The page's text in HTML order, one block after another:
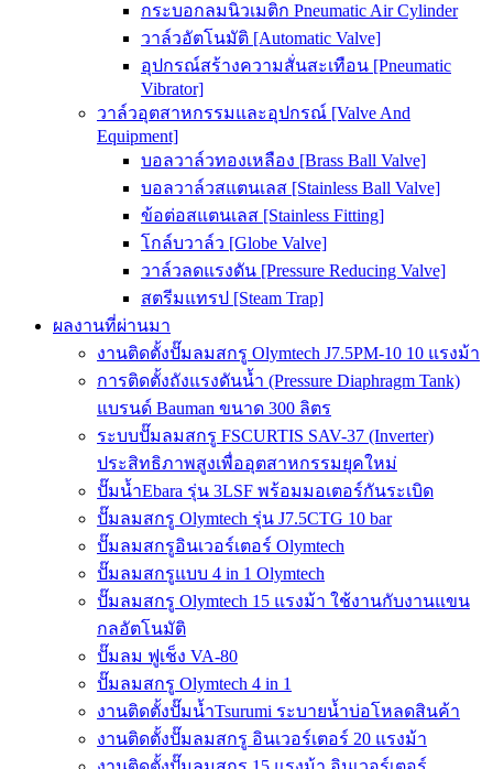
กระบอกลมนิวเมติก Pneumatic Air Cylinder
วาล์วอัตโนมัติ [Automatic Valve]
อุปกรณ์สร้างความสั่นสะเทือน [Pneumatic
Vibrator]
วาล์วอุตสาหกรรมและอุปกรณ์ [Valve And
Equipment]
บอลวาล์วทองเหลือง [Brass Ball Valve]
บอลวาล์วสแตนเลส [Stainless Ball Valve]
ข้อต่อสแตนเลส [Stainless Fitting]
โกล์บวาล์ว [Globe Valve]
วาล์วลดแรงดัน [Pressure Reducing Valve]
สตรีมแทรป [Steam Trap]
ผลงานที่ผ่านมา
งานติดตั้งปั๊มลมสกรู Olymtech J7.5PM-10 10 แรงม้า
การติดตั้งถังแรงดันน้ำ (Pressure Diaphragm Tank)
แบรนด์ Bauman ขนาด 300 ลิตร
ระบบปั๊มลมสกรู FSCURTIS SAV-37 (Inverter)
ประสิทธิภาพสูงเพื่ออุตสาหกรรมยุคใหม่
ปั๊มน้ำEbara รุ่น 3LSF พร้อมมอเตอร์กันระเบิด
ปั๊มลมสกรู Olymtech รุ่น J7.5CTG 10 bar
ปั๊มลมสกรูอินเวอร์เตอร์ Olymtech
ปั๊มลมสกรูแบบ 4 in 1 Olymtech
ปั๊มลมสกรู Olymtech 15 แรงม้า ใช้งานกับงานแขน
กลอัตโนมัติ
ปั๊มลม ฟูเช็ง VA-80
ปั๊มลมสกรู Olymtech 4 in 1
งานติดตั้งปั๊มน้ำTsurumi ระบายน้ำบ่อโหลดสินค้า
งานติดตั้งปั๊มลมสกรู อินเวอร์เตอร์ 20 แรงม้า